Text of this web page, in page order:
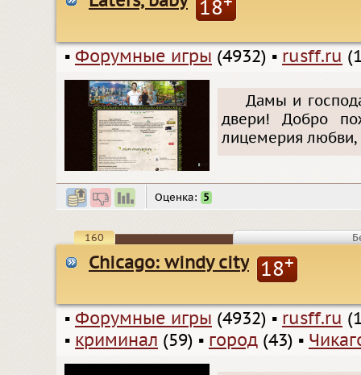
18
▪ Форумные игры (4932) ▪ rusff.ru
Дамы и
двери! Добро
лицемерия любви,
Оценка: 5
160
Chicago: windy city 18+
▪ Форумные игры (4932) ▪ rusff.ru
▪ криминал (59) ▪ город (43) ▪